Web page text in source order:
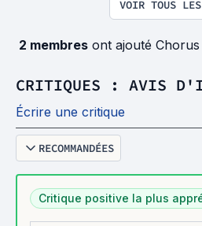
VOIR TOUS
2 membresont ajouté Chorus
CRITIQUES : AVIS
Écrire une critique
RECOMMANDÉES
Critique positive la plus